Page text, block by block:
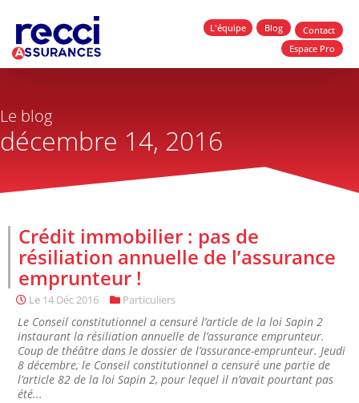
L'équipe Blog
Contact
Espace Pro
Le blog
décembre 14, 2016
Crédit immobilier : pas de
résiliation annuelle de l’assurance
emprunteur !
Le 14 Déc 2016 Particuliers
Le Conseil constitutionnel a censuré l’article de la loi Sapin 2
instaurant la résiliation annuelle de l’assurance emprunteur.
Coup de théâtre dans le dossier de l’assurance-emprunteur. Jeudi
8 décembre, le Conseil constitutionnel a censuré une partie de
l’article 82 de la loi Sapin 2, pour lequel il n’avait pourtant pas
été...